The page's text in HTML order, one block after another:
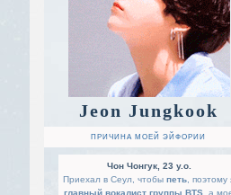
Jeon Jungkook
ПРИЧИНА МОЕЙ ЭЙФОРИИ
Чон Чонгук, 23 y.o.
Приехал в Сеул, чтобы петь , поэтому
главный вокалист группы BTS , а